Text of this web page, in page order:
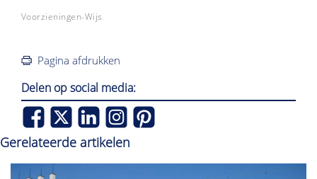
Voorzieningen-Wijs
Pagina afdrukken
Delen op social media:
Gerelateerde artikelen